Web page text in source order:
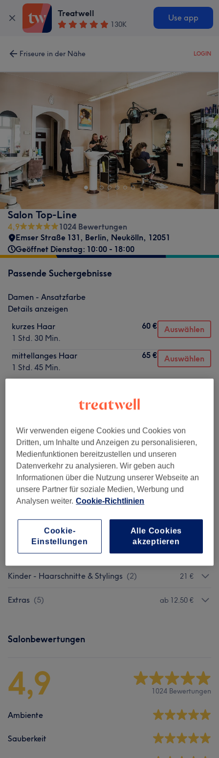
Treatwell
130K
Use app
Friseure in der Nähe LOGIN
Salon Top-Line
4,9
1024 Bewertungen
Emser Straße 131, Berlin, Neukölln, 12051
Geöffnet Dienstag: 10:00 - 18:00
Passende Suchergebnisse
Damen - Ansatzfarbe
Details anzeigen
kurzes Haar
1 Std. 30 Min.
60 € Auswählen
mittellanges Haar
1 Std. 45 Min.
65 € Auswählen
2 Std.
Nicht gefunden wonach du gesucht hast?
Alle Services
Damen - Haarschnitte & Stylings (10)
Damen - Coloration & Farbe ab 60 €
Herren - Haarschnitte & Stylings (5) ab 15 €
Kinder - Haarschnitte & Stylings (2) 21 €
Extras (5) ab 12,50 €
Salonbewertungen
4,9 1024 Bewertungen
Ambiente
Sauberkeit
Wir verwenden eigene Cookies und Cookies von
Dritten, um Inhalte und Anzeigen zu personalisieren,
Medienfunktionen bereitzustellen und unseren
Datenverkehr zu analysieren. Wir geben auch
Informationen über die Nutzung unserer Webseite an
unsere Partner für soziale Medien, Werbung und
Analysen weiter. Cookie-Richtlinien
Cookie-
Einstellungen
Alle Cookies
akzeptieren